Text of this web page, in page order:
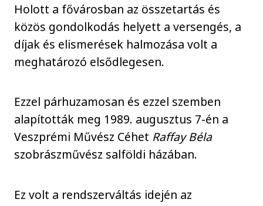
Holott a fővárosban az összetartás és
közös gondolkodás helyett a versengés, a
díjak és elismerések halmozása volt a
meghatározó elsődlegesen.
Ezzel párhuzamosan és ezzel szemben
alapították meg 1989. augusztus 7-én a
Veszprémi Művész Céhet Raffay Béla
szobrászművész salföldi házában.
Ez volt a rendszerváltás idején az